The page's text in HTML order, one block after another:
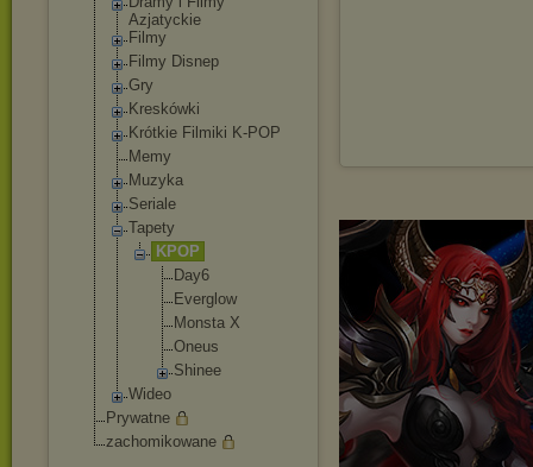
Azjatyckie
Filmy
Filmy Disnep
Gry
Kreskówki
Krótkie Filmiki K-POP
Memy
Muzyka
Seriale
Tapety
KPOP
Day6
Everglow
Monsta X
Oneus
Shinee
Wideo
Prywatne
zachomikowane